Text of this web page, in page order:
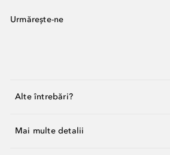
Urmărește-ne
Alte întrebări?
Mai multe detalii